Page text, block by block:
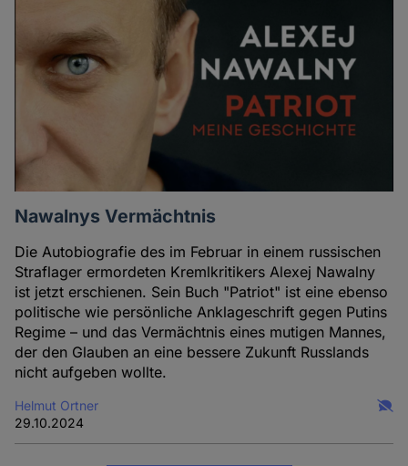
Nawalnys Vermächtnis
Die Autobiografie des im Februar in einem russischen
Straflager ermordeten Kremlkritikers Alexej Nawalny
ist jetzt erschienen. Sein Buch "Patriot" ist eine ebenso
politische wie persönliche Anklageschrift gegen Putins
Regime – und das Vermächtnis eines mutigen Mannes,
der den Glauben an eine bessere Zukunft Russlands
nicht aufgeben wollte.
Helmut Ortner
29.10.2024